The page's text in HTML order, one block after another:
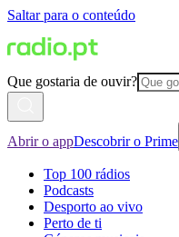
Saltar para o conteúdo
Que gostaria de ouvir?
Abrir o appDescobrir o Prime
Top 100 rádios
Podcasts
Desporto ao vivo
Perto de ti